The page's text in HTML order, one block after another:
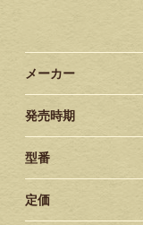
メーカー
発売時期
型番
定価